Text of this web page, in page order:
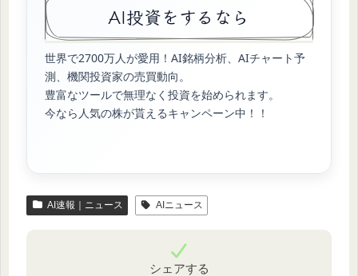
AI投資をするなら
世界で2700万人が愛用！AI銘柄分析、AIチャート予
測、機関投資家の売買動向。
豊富なツールで無理なく投資を始められます。
今なら人気の株が貰えるキャンペーン中！！
AI速報｜ニュース AIニュース
シェアする